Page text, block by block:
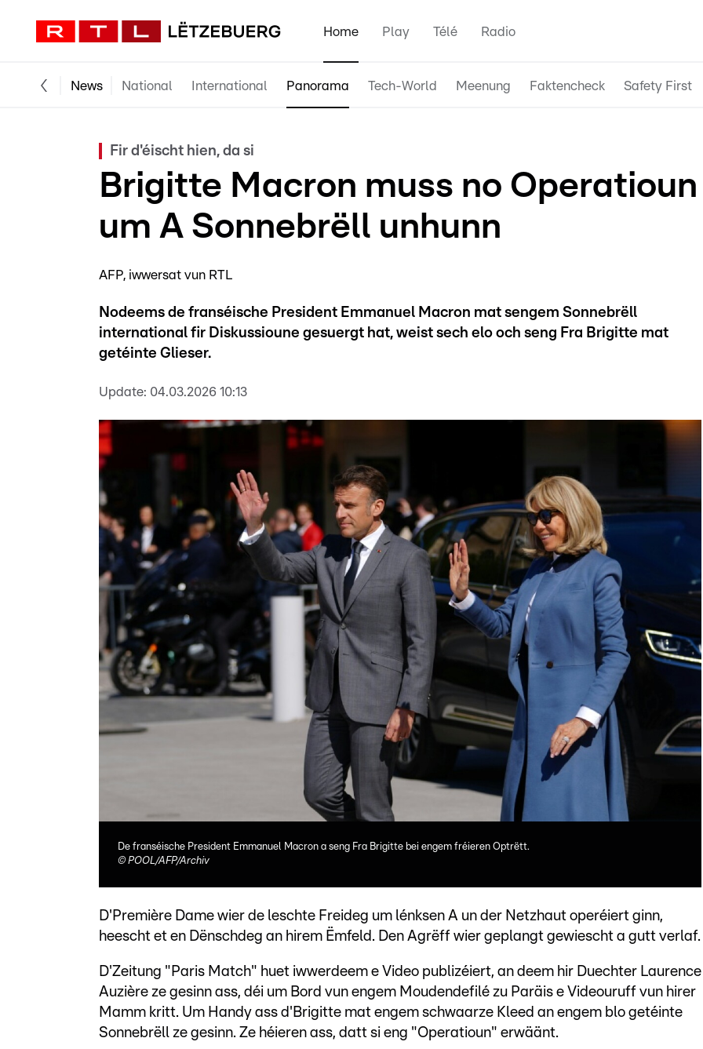
Home Play Télé Radio
News National International Panorama Tech-World Meenung Faktencheck Safety First
Fir d'éischt hien, da si
Brigitte Macron muss no Operatioun
um A Sonnebrëll unhunn
AFP, iwwersat vun RTL
Nodeems de franséische President Emmanuel Macron mat sengem Sonnebrëll
international fir Diskussioune gesuergt hat, weist sech elo och seng Fra Brigitte mat
getéinte Glieser.
Update: 04.03.2026 10:13
De franséische President Emmanuel Macron a seng Fra Brigitte bei engem fréieren Optrëtt.
© POOL/AFP/Archiv
D'Première Dame wier de leschte Freideg um lénksen A un der Netzhaut operéiert ginn,
heescht et en Dënschdeg an hirem Ëmfeld. Den Agrëff wier geplangt gewiescht a gutt verlaf.
D'Zeitung "Paris Match" huet iwwerdeem e Video publizéiert, an deem hir Duechter Laurence
Auzière ze gesinn ass, déi um Bord vun engem Moudendefilé zu Paräis e Videouruff vun hirer
Mamm kritt. Um Handy ass d'Brigitte mat engem schwaarze Kleed an engem blo getéinte
Sonnebrëll ze gesinn. Ze héieren ass, datt si eng "Operatioun" erwäänt.